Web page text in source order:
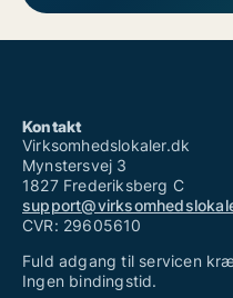
Kontakt
Virksomhedslokaler.dk
Mynstersvej 3
1827 Frederiksberg C
CVR: 29605610
Fuld adgang til servicen
Ingen bindingstid.